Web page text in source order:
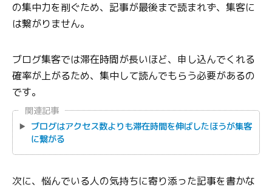
の集中力を削ぐため、記事が最後まで読まれず、集客に
は繋がりません。
ブログ集客では滞在時間が長いほど、申し込んでくれる
確率が上がるため、集中して読んでもらう必要があるの
です。
関連記事
ブログはアクセス数よりも滞在時間を伸ばしたほうが集客
に繋がる
次に、悩んでいる人の気持ちに寄り添った記事を書かな